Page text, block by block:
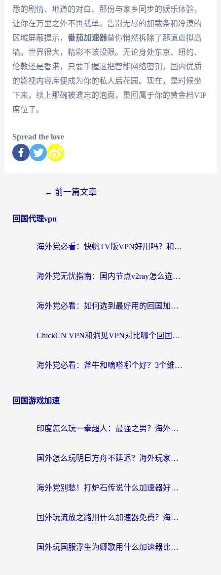
悉的剧情、地道的对白、那份与家乡同步的娱乐体验，
让你在万里之外不再孤单。告别无尽的加载条和冷漠的
区域屏蔽提示， 番茄加速器替你悄然拆除了那道虚拟高
墙。世界很大，精彩不该设限。无论身处东京、纽约、
伦敦还是香港，只要手握这把智能网络密钥，国内优质
的影视内容库便成为你的私人后花园。现在，是时候坐
下来，续上那碗被遗忘的泡面，重回属于你的黄金档VIP
席位了。
Spread the love
← 前一篇文章
回国代理vpn
海外党必看：快帆TV版VPN好用吗？和快游VPN对比哪个回国效果更好？附实用避坑指南
海外党无忧指南：国内节点v2ray怎么选？一键回国VPN+多场景实测帮你避坑
海外党必看：如何选到最好用的回国加速器？从节点到售后的全维度指南
ChickCN VPN和洞见VPN对比哪个回国效果更好？海外党亲测3款加速器+避坑指南
海外党必看：斧牛和嘀嗒哪个好？3个维度教你选对回国加速器
回国游戏加速
印度怎么玩一拳超人：最强之男？海外党国服游戏加速避坑指南
国外怎么玩明日方舟不延迟？海外玩家国服游戏加速终极指南（附DNF梦幻诛仙解决方案）
海外党别愁！打炉石传说什么加速器好用？3个实用技巧解决国服游戏卡顿
国外玩流放之路用什么加速器免费？海外党亲测有效的国服游戏加速指南
国外玩国服浮生为卿歌用什么加速器比较好？海外党亲测不踩坑指南